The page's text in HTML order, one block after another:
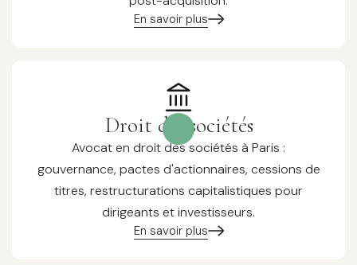
En savoir plus
Droit des sociétés
Avocat en droit des sociétés à Paris :
gouvernance, pactes d'actionnaires, cessions de
titres, restructurations capitalistiques pour
dirigeants et investisseurs.
En savoir plus